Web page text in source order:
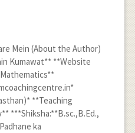
Mein (About the Author)
Kumawat** **Website
**Teaching
***Shiksha:**B.sc.,B.Ed.,
ka